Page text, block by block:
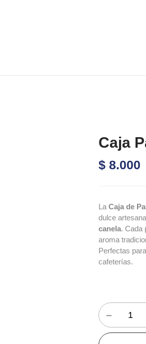
Caja
$ 8.000
LaCaja de
dulce
canela. Cada
aroma
Perfectas
cafeterías.